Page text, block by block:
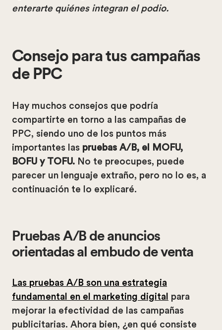
enterarte quiénes integran el podio.
Consejo para tus campañas
de PPC
Hay muchos consejos que podría
compartirte en torno a las campañas de
PPC, siendo uno de los puntos más
importantes las pruebas A/B, el MOFU,
BOFU y TOFU. No te preocupes, puede
parecer un lenguaje extraño, pero no lo es, a
continuación te lo explicaré.
Pruebas A/B de anuncios
orientadas al embudo de venta
Las pruebas A/B son una estrategia
fundamental en el marketing digital para
mejorar la efectividad de las campañas
publicitarias. Ahora bien, ¿en qué consiste